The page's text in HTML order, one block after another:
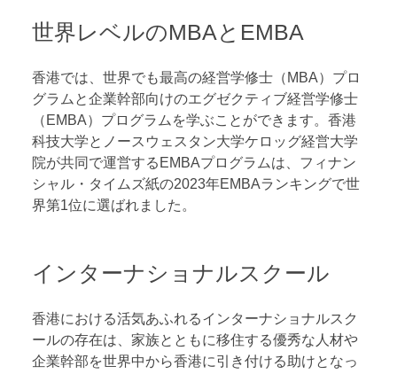
世界レベルのMBAとEMBA
香港では、世界でも最高の経営学修士（MBA）プロ
グラムと企業幹部向けのエグゼクティブ経営学修士
（EMBA）プログラムを学ぶことができます。香港
科技大学とノースウェスタン大学ケロッグ経営大学
院が共同で運営するEMBAプログラムは、フィナン
シャル・タイムズ紙の2023年EMBAランキングで世
界第1位に選ばれました。
インターナショナルスクール
香港における活気あふれるインターナショナルスク
ールの存在は、家族とともに移住する優秀な人材や
企業幹部を世界中から香港に引き付ける助けとなっ